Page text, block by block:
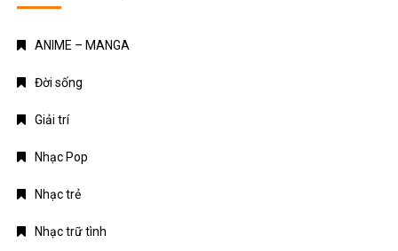
ANIME – MANGA
Đời sống
Giải trí
Nhạc Pop
Nhạc trẻ
Nhạc trữ tình